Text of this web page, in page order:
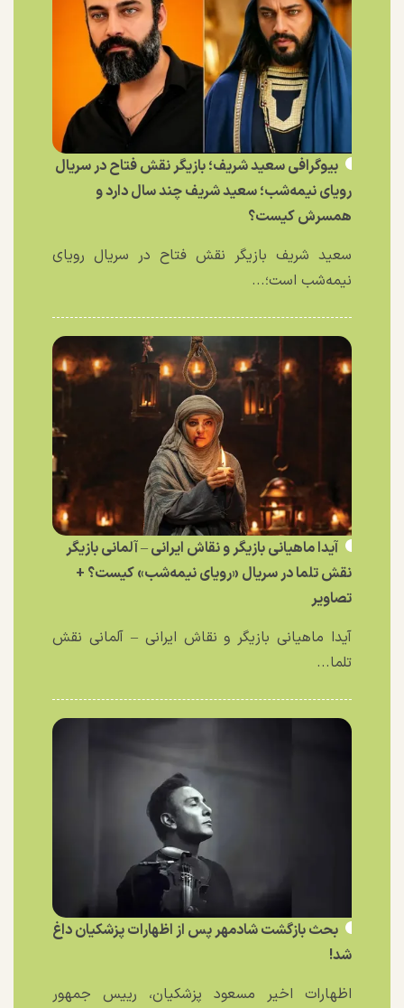
بیوگرافی سعید شریف؛ بازیگر نقش فتاح در سریال
رویای نیمه‌شب؛ سعید شریف چند سال دارد و
همسرش کیست؟
سعید شریف بازیگر نقش فتاح در سریال رویای
نیمه‌شب است؛...
آیدا ماهیانی بازیگر و نقاش ایرانی – آلمانی بازیگر
نقش تلما در سریال «رویای نیمه‌شب» کیست؟ +
تصاویر
آیدا ماهیانی بازیگر و نقاش ایرانی – آلمانی نقش
تلما...
بحث بازگشت شادمهر پس از اظهارات پزشکیان داغ
شد!
اظهارات اخیر مسعود پزشکیان، رییس جمهور